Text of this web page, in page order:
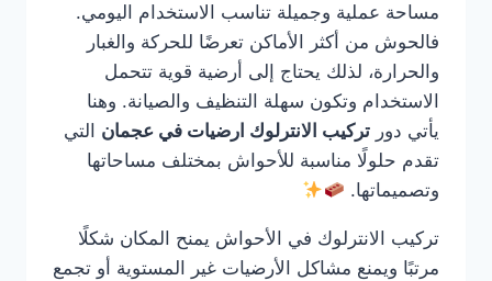
مساحة عملية وجميلة تناسب الاستخدام اليومي.
فالحوش من أكثر الأماكن تعرضًا للحركة والغبار
والحرارة، لذلك يحتاج إلى أرضية قوية تتحمل
الاستخدام وتكون سهلة التنظيف والصيانة. وهنا
يأتي دور تركيب الانترلوك ارضيات في عجمان التي
تقدم حلولًا مناسبة للأحواش بمختلف مساحاتها
وتصميماتها.
تركيب الانترلوك في الأحواش يمنح المكان شكلًا
مرتبًا ويمنع مشاكل الأرضيات غير المستوية أو تجمع